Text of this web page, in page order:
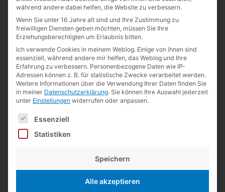
LexikalikerzuKurz notiert
Guillermo de la MazazuKurz notiert
Lexikaliker zuKurz notiert
Kategorien
Alltägliches
während andere dabei helfen, die Website zu verbessern.
Wenn Sie unter 16 Jahre alt sind und Ihre Zustimmung zu
freiwilligen Diensten geben möchten, müssen Sie Ihre
Erziehungsberechtigten um Erlaubnis bitten.
Ich verwende Cookies in meinem Weblog. Einige von ihnen sind
essenziell, während andere mir helfen, das Weblog und Ihre
Erfahrung zu verbessern. Personenbezogene Daten wie IP-
Adressen können z. B. für statistische Zwecke verarbeitet werden.
Weitere Informationen über die Verwendung Ihrer Daten finden Sie
in meiner Datenschutzerklärung. Sie können Ihre Auswahl jederzeit
unter Einstellungen widerrufen oder anpassen.
Es folgt eine Liste der Service-Gruppen, für die eine
Essenziell
Statistiken
Speichern
Alle akzeptieren